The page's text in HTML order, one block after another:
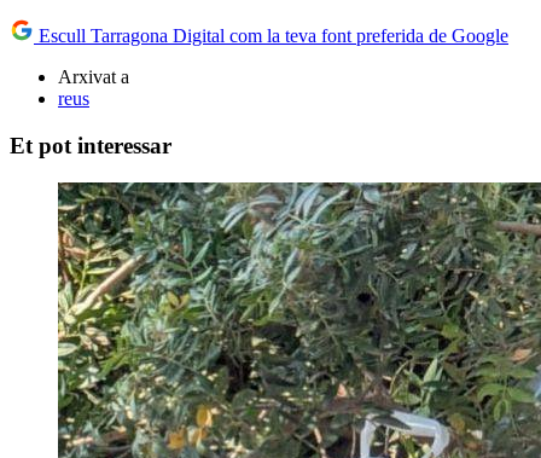
Escull Tarragona Digital com la teva font preferida de Google
Arxivat a
reus
Et pot interessar